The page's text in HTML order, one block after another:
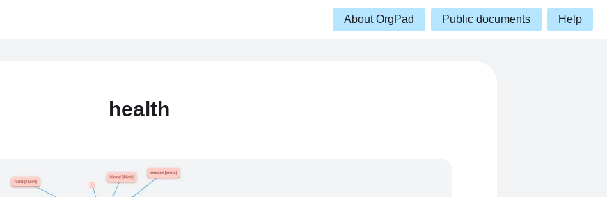
About OrgPad Public documents Help
health